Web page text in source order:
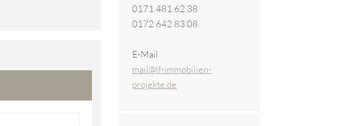
0171 481 62 38
0172 642 83 08
E-Mail
mail@lf-immobilien-
projekte.de